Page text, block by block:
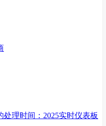
理时间：2025实时仪表板